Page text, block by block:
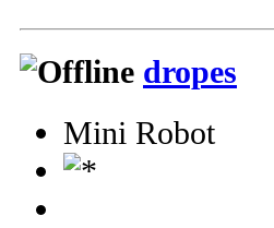
dropes
Mini Robot